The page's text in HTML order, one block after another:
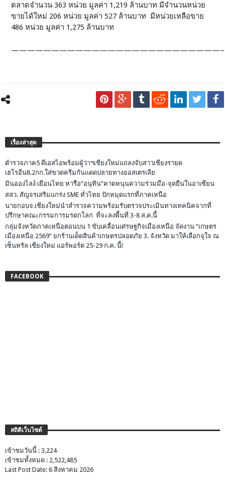
ตลาดจำนวน 363 หน่วย มูลค่า 1,219 ล้านบาท มีจำนวนหน่วย
ขายได้ใหม่ 206 หน่วย มูลค่า 527 ล้านบาท มีหน่วยเหลือขาย
486 หน่วย มูลค่า 1,275 ล้านบาท
เรื่องล่าสุด
ตำรวจภาค5 ดีเอสไอพร้อมผู้ว่าฯเชียงใหม่แถลงจับสาวเชียงรายด
เฮโรอีน8.2กก.ใส่ขวดครีมกันแดดปลายทางออสเตรเลีย
มินอองไลง์ เยือนไทย หารือ”อนุทิน”คาดหนุนความร่วมมือ-จุดยืนในอาเซียน
สสว. สัญจรเสริมแกร่ง SME ทั่วไทย ปักหมุดแรกที่ภาคเหนือ
นายกอบจ.เชียงใหม่นำสำรวจความพร้อมรับตรวจประเมินทางเทคนิคจากที่
ปรึกษาคณะกรรมการมรดกโลก ที่จะลงพื้นที่ 3-8 ส.ค.นี้
กลุ่มจังหวัดภาคเหนือตอนบน 1 ขับเคลื่อนเศรษฐกิจเมืองเหนือ จัดงาน “เกษตร
เมืองเหนือ 2569” ยกร้านเด็ดสินค้าเกษตรปลอดภัย 3. จังหวัด มาให้เลือกจุใจ ณ
เซ็นทรัล เชียงใหม่ แอร์พอร์ต 25-29 ก.ค. นี้!
FACEBOOK
สถิติเว็บไซต์
เข้าชมวันนี้ : 3,224
เข้าชมทั้งหมด : 2,522,485
Last Post Date: 6 สิงหาคม 2026